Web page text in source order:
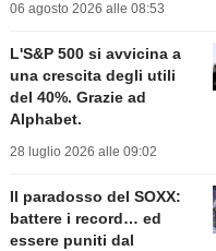
06 agosto 2026 alle 08:53
L'S&P 500 si avvicina a
una crescita degli utili
del 40%. Grazie ad
Alphabet.
28 luglio 2026 alle 09:02
Il paradosso del SOXX:
battere i record… ed
essere puniti dal